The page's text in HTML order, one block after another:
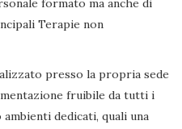
formato ma anche di
Terapie non
presso la propria sede
fruibile da tutti i
dedicati, quali una